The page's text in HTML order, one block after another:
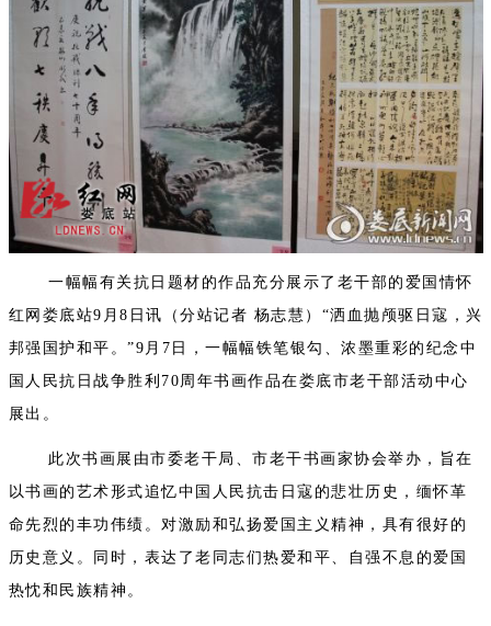
一幅幅有关抗日题材的作品充分展示了老干部的爱国情怀
红网娄底站9月8日讯（分站记者 杨志慧）“洒血抛颅驱日寇，兴
邦强国护和平。”9月7日，一幅幅铁笔银勾、浓墨重彩的纪念中
国人民抗日战争胜利70周年书画作品在娄底市老干部活动中心
展出。
此次书画展由市委老干局、市老干书画家协会举办，旨在
以书画的艺术形式追忆中国人民抗击日寇的悲壮历史，缅怀革
命先烈的丰功伟绩。对激励和弘扬爱国主义精神，具有很好的
历史意义。同时，表达了老同志们热爱和平、自强不息的爱国
热忱和民族精神。